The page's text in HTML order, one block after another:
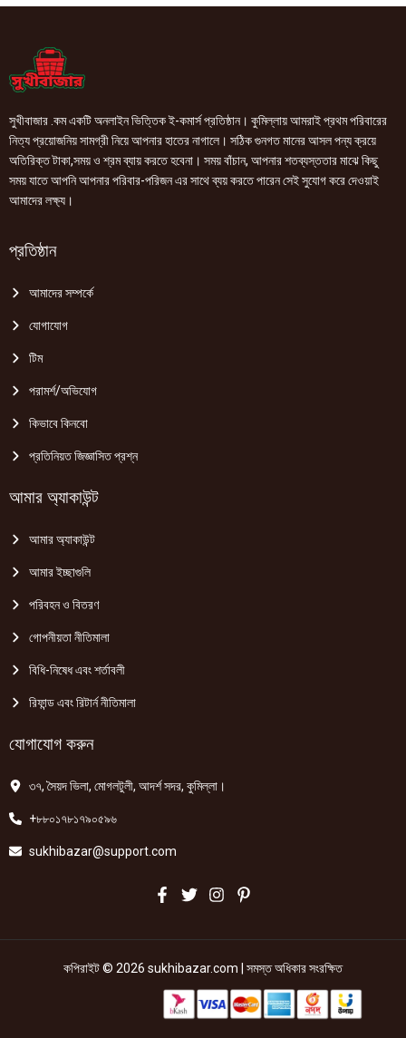
সুখীবাজার .কম একটি অনলাইন ভিত্তিক ই-কমার্স প্রতিষ্ঠান। কুমিল্লায় আমরাই প্রথম পরিবারের
নিত্য প্রয়োজনিয় সামগ্রী নিয়ে আপনার হাতের নাগালে। সঠিক গুনগত মানের আসল পন্য ক্রয়ে
অতিরিক্ত টাকা,সময় ও শ্রম ব্যায় করতে হবেনা। সময় বাঁচান, আপনার শতব্যস্ততার মাঝে কিছু
সময় যাতে আপনি আপনার পরিবার-পরিজন এর সাথে ব্যয় করতে পারেন সেই সুযোগ করে দেওয়াই
আমাদের লক্ষ্য।
প্রতিষ্ঠান
আমাদের সম্পর্কে
যোগাযোগ
টিম
পরামর্শ/অভিযোগ
কিভাবে কিনবো
প্রতিনিয়ত জিজ্ঞাসিত প্রশ্ন
আমার অ্যাকাউন্ট
আমার অ্যাকাউন্ট
আমার ইচ্ছাগুলি
পরিবহন ও বিতরণ
গোপনীয়তা নীতিমালা
বিধি-নিষেধ এবং শর্তাবলী
রিফান্ড এবং রিটার্ন নীতিমালা
যোগাযোগ করুন
৩৭, সৈয়দ ভিলা, মোগলটুলী, আদর্শ সদর, কুমিল্লা।
+৮৮০১৭৮১৭৯০৫৯৬
sukhibazar@support.com
কপিরাইট © 2026 sukhibazar.com | সমস্ত অধিকার সংরক্ষিত